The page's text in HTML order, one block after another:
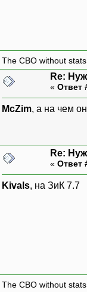
The CBO without
Re:
« Ответ
McZim, а на чем
Re:
« Ответ
Kivals, на ЗиК 7.7
The CBO without